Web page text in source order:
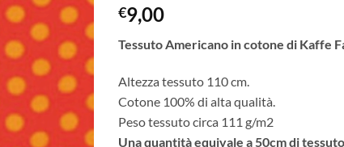
€9,00
Tessuto Americano in cotone di Kaffe
Altezza tessuto 110 cm.
Cotone 100% di alta qualità.
Peso tessuto circa 111 g/m2
Una quantità equivale a 50cm di